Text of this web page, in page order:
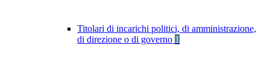
Titolari di incarichi politici, di amministrazione,
di direzione o di governo 1